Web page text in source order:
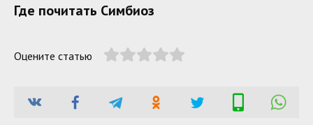
Где почитать Симбиоз
Оцените статью